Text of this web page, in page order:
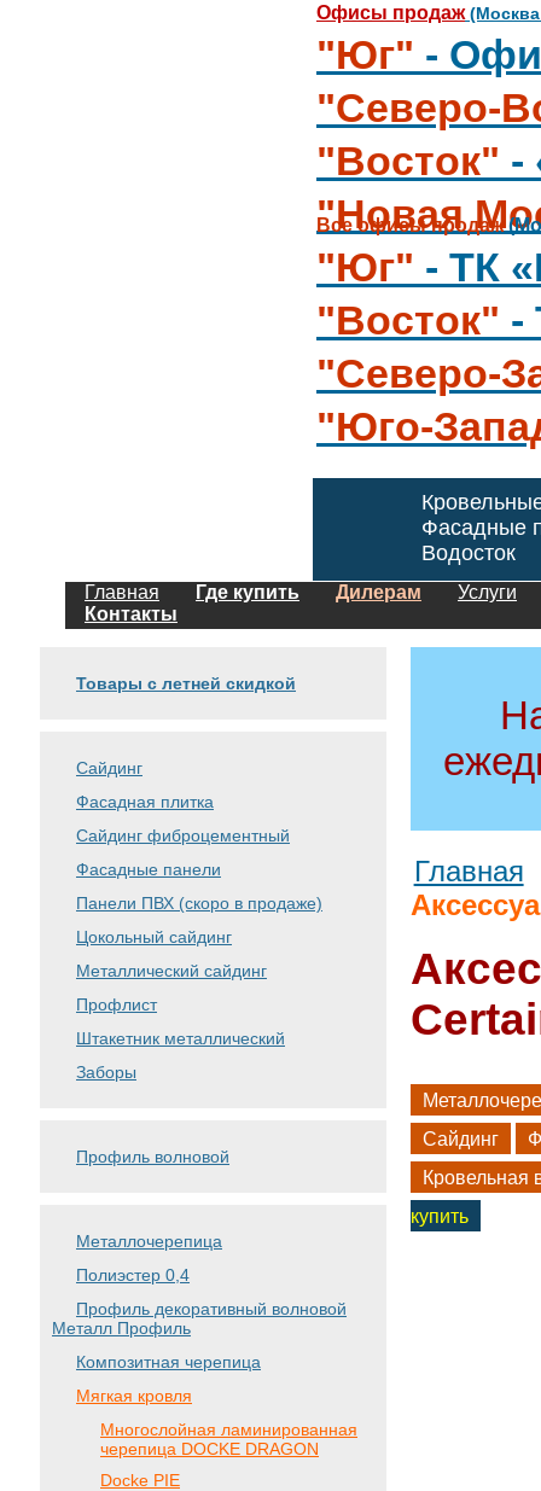
Офисы продаж(Москва
"Юг" -
"Северо-
"Восток" -
"Новая
"Юг" - ТК
"Восток" -
"Северо-
"Юго-
Все офисы продаж
Фасадные
Водосток
Главная Где купить Дилерам
Услуги
Контакты
Товары с летней скидкой
Сайдинг
Фасадная плитка
Сайдинг фиброцементный
Фасадные панели
Панели ПВХ (скоро в продаже)
Цокольный сайдинг
Металлический сайдинг
Профлист
Штакетник металлический
Заборы
Профиль волновой
Металлочерепица
Полиэстер 0,4
Профиль декоративный волновой
Металл Профиль
Композитная черепица
Мягкая кровля
Многослойная ламинированная
черепица DOCKE DRAGON
Docke PIE
Главная
Сайдинг
Кровельная
купить